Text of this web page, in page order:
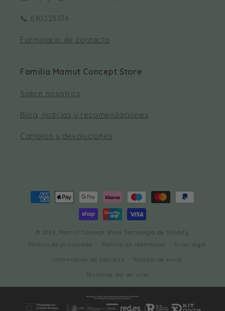
📞 630223074
Formulario de contacto
Familia Mamut Concept Store
Sobre nosotros
Blog, noticias y recomendaciones
Cambios y devoluciones
Formas
© 2026, Mamut Concept Store Tecnología de Shopify
Política de privacidad
Política de reembolso Aviso legal
Información de contacto Política de envío
Términos del servicio